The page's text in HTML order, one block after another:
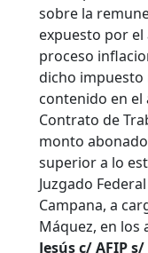
sobre la
expuesto por el
proceso
dicho
contenido en el
Contrato de
monto
superior a lo
Juzgado
Campana, a
Máquez, en los
Jesús c/ AFIP